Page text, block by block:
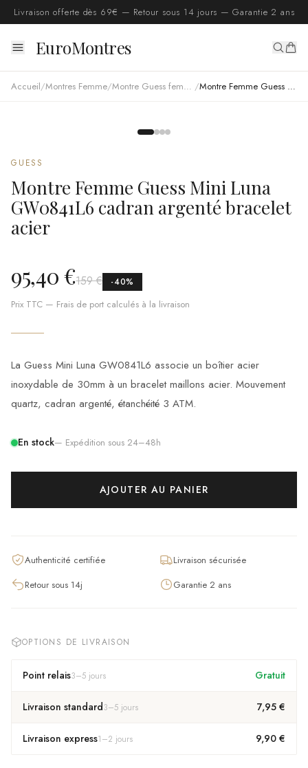
Livraison offerte dès 69€ — Retour sous 14 jours — Garantie 2 ans
EuroMontres
Accueil/Montres Femme/ Montre Guess femme / Montre Femme Guess Mini Luna GW0841L6 cadran argenté bracelet acier
GUESS
Montre Femme Guess Mini Luna
GW0841L6 cadran argenté bracelet
acier
95,40 €159 € -40%
Prix TTC — Frais de port calculés à la livraison
La Guess Mini Luna GW0841L6 associe un boîtier acier
inoxydable de 30mm à un bracelet maillons acier. Mouvement
quartz, cadran argenté, étanchéité 3 ATM.
En stock— Expédition sous 24–48h
AJOUTER AU PANIER
Authenticité certifiée
Livraison sécurisée
Retour sous 14j
Garantie 2 ans
OPTIONS DE LIVRAISON
Point relais3–5 jours Gratuit
Livraison standard3–5 jours 7,95 €
Livraison express1–2 jours 9,90 €